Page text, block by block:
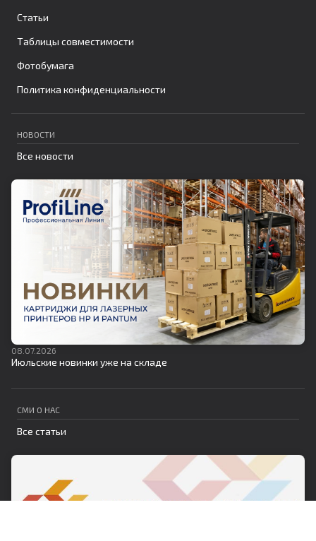
Статьи
Таблицы совместимости
Фотобумага
Политика конфиденциальности
НОВОСТИ
Все новости
08.07.2026
Июльские новинки уже на складе
СМИ О НАС
Все статьи